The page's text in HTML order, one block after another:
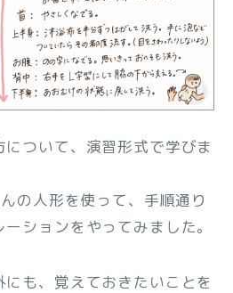
ついて、演習形式で学びま
の人形を使って、手順通り
ションをやってみました。
も、覚えておきたいことを